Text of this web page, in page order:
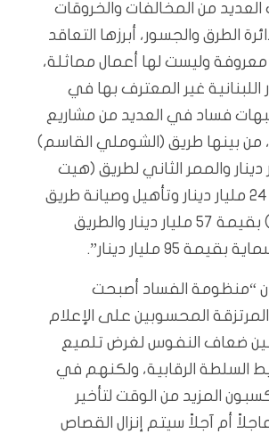
العديد من المخالفات والخروقات
الطرق والجسور، أبرزها التعاقد
وليست لها أعمال مماثلة،
غير المعترف بها في
فساد في العديد من مشاريع
من بينها طريق (الشوملي القاسم)
87 مليار دينار والممر الثاني لطريق (هيت
حديثة) بقيمة 24 مليار دينار وتأهيل وصيانة طريق
(بغداد كركوك) بقيمة 57 مليار دينار والطريق
95 مليار دينار”.
“منظومة الفساد أصبحت
المحسوبين على الإعلام
ضعاف النفوس لغرض تلميع
السلطة الرقابية، ولكنهم في
المزيد من الوقت لتأخير
أم آجلاً سيتم إنزال القصاص